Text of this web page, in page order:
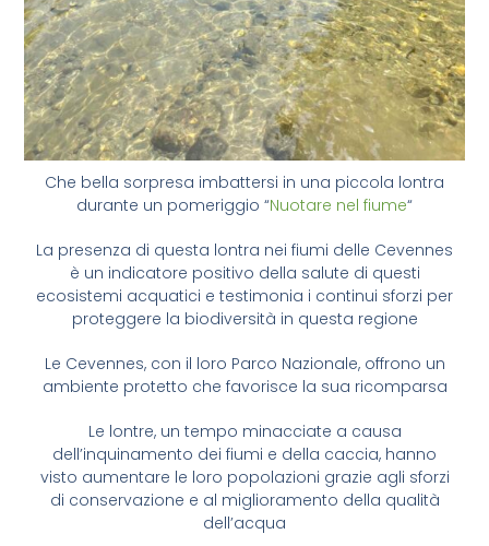
Che bella sorpresa imbattersi in una piccola lontra
durante un pomeriggio “Nuotare nel fiume“
La presenza di questa lontra nei fiumi delle Cevennes
è un indicatore positivo della salute di questi
ecosistemi acquatici e testimonia i continui sforzi per
proteggere la biodiversità in questa regione
Le Cevennes, con il loro Parco Nazionale, offrono un
ambiente protetto che favorisce la sua ricomparsa
Le lontre, un tempo minacciate a causa
dell’inquinamento dei fiumi e della caccia, hanno
visto aumentare le loro popolazioni grazie agli sforzi
di conservazione e al miglioramento della qualità
dell’acqua